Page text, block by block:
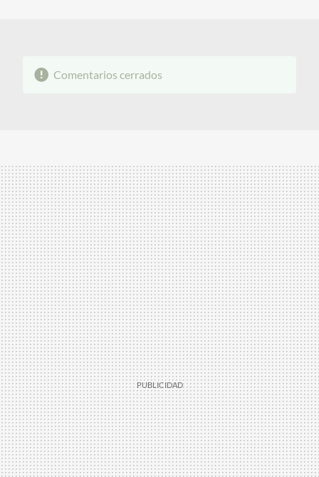
Comentarios cerrados